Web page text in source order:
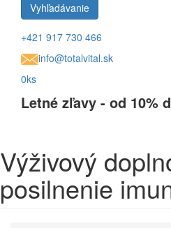
Vyhľadávanie
+421 917 730 466
info@totalvital.sk
0ks
Letné zľavy - od 10%
Výživový
posilnenie